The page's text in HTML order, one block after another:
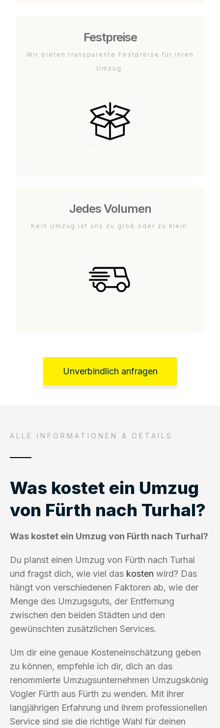
Festpreise
Wir bieten transparente Festpreise für Ihren
Umzug.
Jedes Volumen
Kein Umzug ist uns zu groß oder zu klein.
Unverbindlich anfragen
ALLE INFORMATIONEN & DETAILS
Was kostet ein Umzug
von Fürth nach Turhal?
Was kostet ein Umzug von Fürth nach Turhal?
Du planst einen Umzug von Fürth nach Turhal
und fragst dich, wie viel das kosten wird? Das
hängt von verschiedenen Faktoren ab, wie der
Menge des Umzugsguts, der Entfernung
zwischen den beiden Städten und den
gewünschten zusätzlichen Services.
Um dir eine genaue Kosteneinschätzung geben
zu können, empfehle ich dir, dich an das
renommierte Umzugsunternehmen Umzugskönig
Vogler Fürth aus Fürth zu wenden. Mit ihrer
langjährigen Erfahrung und ihrem professionellen
Service sind sie die richtige Wahl für deinen